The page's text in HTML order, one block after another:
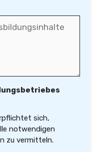
sich,
notwendigen
zu vermitteln.